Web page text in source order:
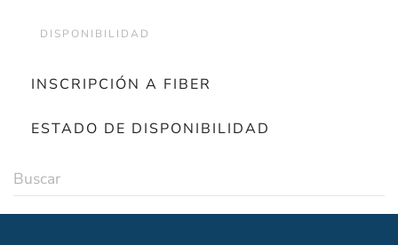
DISPONIBILIDAD
INSCRIPCIÓN A FIBER
ESTADO DE DISPONIBILIDAD